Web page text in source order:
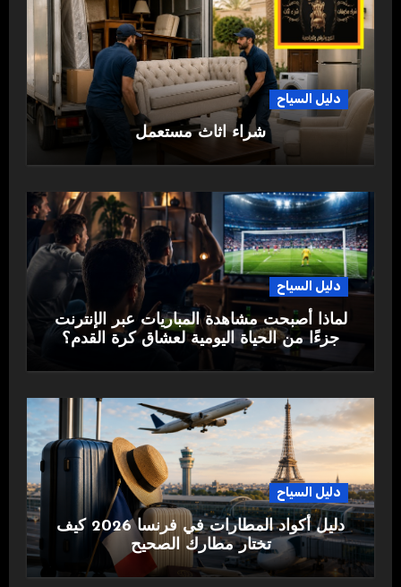
دليل السياح
شراء اثاث مستعمل
دليل السياح
لماذا أصبحت مشاهدة المباريات عبر الإنترنت
جزءًا من الحياة اليومية لعشاق كرة القدم؟
دليل السياح
دليل أكواد المطارات في فرنسا 2026 كيف
تختار مطارك الصحيح